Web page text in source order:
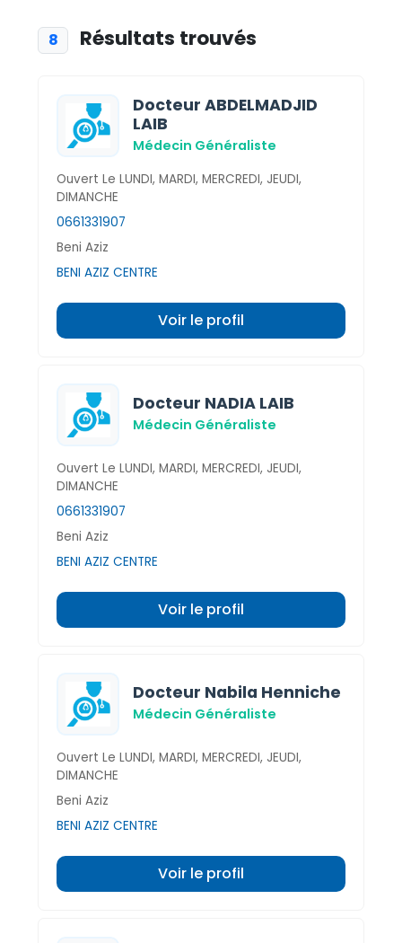
8 Résultats trouvés
Docteur ABDELMADJID
LAIB
Médecin Généraliste
Ouvert Le LUNDI, MARDI, MERCREDI, JEUDI,
DIMANCHE
0661331907
Beni Aziz
BENI AZIZ CENTRE
Voir le profil
Docteur NADIA LAIB
Médecin Généraliste
Ouvert Le LUNDI, MARDI, MERCREDI, JEUDI,
DIMANCHE
0661331907
Beni Aziz
BENI AZIZ CENTRE
Voir le profil
Docteur Nabila Henniche
Médecin Généraliste
Ouvert Le LUNDI, MARDI, MERCREDI, JEUDI,
DIMANCHE
Beni Aziz
BENI AZIZ CENTRE
Voir le profil